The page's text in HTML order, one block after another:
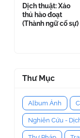
Dịch thuật: Xảo
thủ hào đoạt
(Thành ngữ cố sự)
Thư Mục
Album Ảnh
Nghiên Cứu -